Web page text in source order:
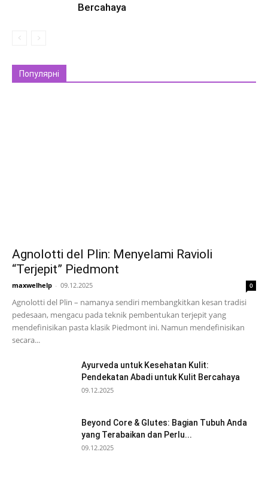
Bercahaya
Популярні
Agnolotti del Plin: Menyelami Ravioli
“Terjepit” Piedmont
maxwelhelp - 09.12.2025 0
Agnolotti del Plin – namanya sendiri membangkitkan kesan tradisi
pedesaan, mengacu pada teknik pembentukan terjepit yang
mendefinisikan pasta klasik Piedmont ini. Namun mendefinisikan
secara...
Ayurveda untuk Kesehatan Kulit:
Pendekatan Abadi untuk Kulit Bercahaya
09.12.2025
Beyond Core & Glutes: Bagian Tubuh Anda
yang Terabaikan dan Perlu...
09.12.2025